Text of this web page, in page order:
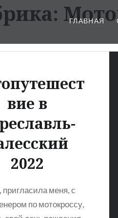
ГЛАВНАЯ
вие в
2022
пригласила меня, с
по мотокроссу,